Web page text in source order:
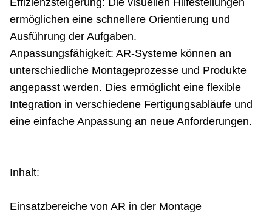
ermöglichen eine schnellere Orientierung und
Ausführung der Aufgaben.
Anpassungsfähigkeit: AR-Systeme können an
unterschiedliche Montageprozesse und Produkte
angepasst werden. Dies ermöglicht eine flexible
Integration in verschiedene Fertigungsabläufe und
eine einfache Anpassung an neue Anforderungen.
Inhalt:
Einsatzbereiche von AR in der Montage